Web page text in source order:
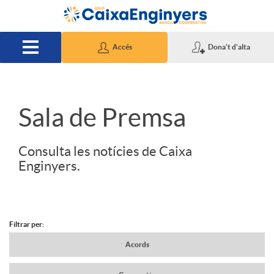
Salta al contingut principal
Accés Dona't d'alta
S
d
Sala de Premsa
Consulta les notícies de Caixa
Enginyers.
N
Filtrar per:
Acords